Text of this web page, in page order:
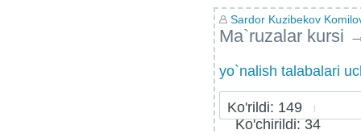
Sardor Kuzibekov
Ma`ruzalar kursi
yo`nalish talabalari
Ko'rildi: 149
Ko'chirildi: 34